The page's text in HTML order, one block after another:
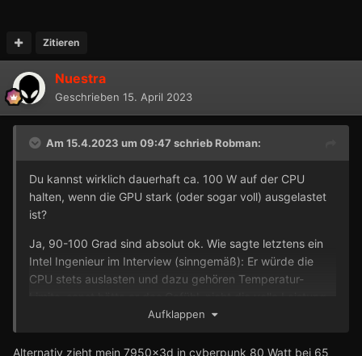
Zitieren
Nuestra
Geschrieben 15. April 2023
Am 15.4.2023 um 09:47 schriebRobman:
Du kannst wirklich dauerhaft ca. 100 W auf der CPU
halten, wenn die GPU stark (oder sogar voll) ausgelastet
ist?
Ja, 90-100 Grad sind absolut ok. Wie sagte letztens ein
Intel Ingenieur im Interview (sinngemäß): Er würde die
CPU stets auslasten und dazu gehören Temperatur-
abzurufen. Insofern hält er quasi auch nichts von TDP-
Aufklappen
Alternativ zieht mein 7950x3d in cyberpunk 80 Watt bei 65